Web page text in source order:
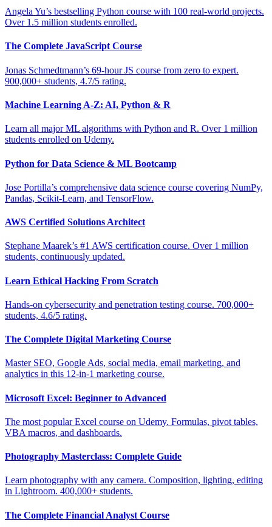
Angela Yu’s bestselling Python course with 100 real-world projects.
Over 1.5 million students enrolled.
The Complete JavaScript Course
Jonas Schmedtmann’s 69-hour JS course from zero to expert.
900,000+ students, 4.7/5 rating.
Machine Learning A-Z: AI, Python & R
Learn all major ML algorithms with Python and R. Over 1 million
students enrolled on Udemy.
Python for Data Science & ML Bootcamp
Jose Portilla’s comprehensive data science course covering NumPy,
Pandas, Scikit-Learn, and TensorFlow.
AWS Certified Solutions Architect
Stephane Maarek’s #1 AWS certification course. Over 1 million
students, continuously updated.
Learn Ethical Hacking From Scratch
Hands-on cybersecurity and penetration testing course. 700,000+
students, 4.6/5 rating.
The Complete Digital Marketing Course
Master SEO, Google Ads, social media, email marketing, and
analytics in this 12-in-1 marketing course.
Microsoft Excel: Beginner to Advanced
The most popular Excel course on Udemy. Formulas, pivot tables,
VBA macros, and dashboards.
Photography Masterclass: Complete Guide
Learn photography with any camera. Composition, lighting, editing
in Lightroom. 400,000+ students.
The Complete Financial Analyst Course